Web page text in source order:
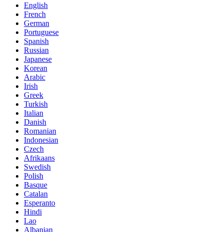
English
French
German
Portuguese
Spanish
Russian
Japanese
Korean
Arabic
Irish
Greek
Turkish
Italian
Danish
Romanian
Indonesian
Czech
Afrikaans
Swedish
Polish
Basque
Catalan
Esperanto
Hindi
Lao
Albanian